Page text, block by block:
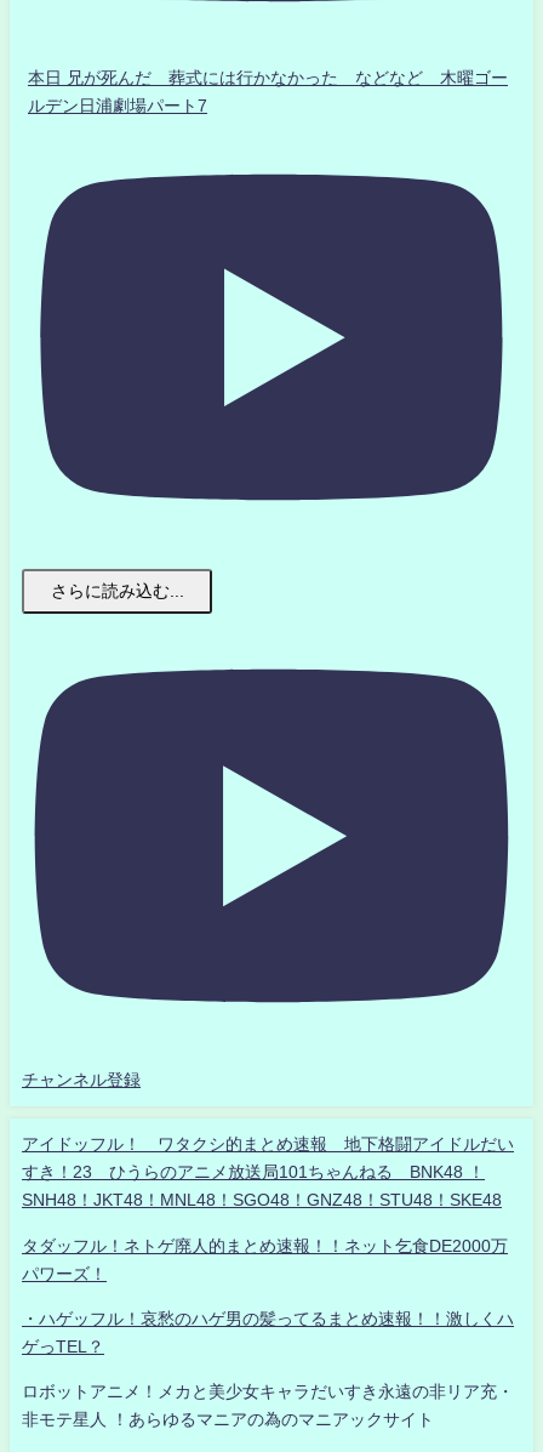
本日 兄が死んだ 葬式には行かなかった などなど 木曜ゴー
ルデン日浦劇場パート7
さらに読み込む...
チャンネル登録
アイドッフル！ ワタクシ的まとめ速報 地下格闘アイドルだい
すき！23 ひうらのアニメ放送局101ちゃんねる BNK48 ！
SNH48！JKT48！MNL48！SGO48！GNZ48！STU48！SKE48
タダッフル！ネトゲ廃人的まとめ速報！！ネット乞食DE2000万
パワーズ！
・ハゲッフル！哀愁のハゲ男の髪ってるまとめ速報！！激しくハ
ゲっTEL？
ロボットアニメ！メカと美少女キャラだいすき永遠の非リア充・
非モテ星人 ！あらゆるマニアの為のマニアックサイト